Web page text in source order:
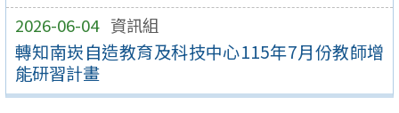
2026-06-04 資訊組
轉知南崁自造教育及科技中心115年7月份教師增
能研習計畫